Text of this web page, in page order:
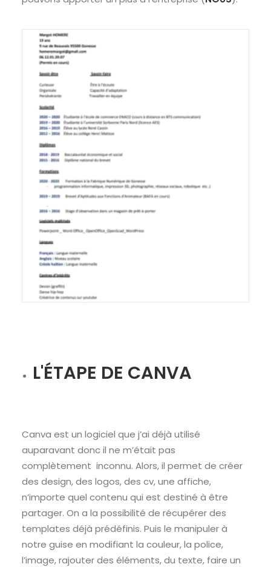
L'ÉTAPE DE CANVA
Canva est un logiciel que j’ai déjà utilisé
auparavant donc il ne m’était pas
complètement inconnu. Alors, il permet de créer
des design, des logos, des cv, une affiche,
n’importe quel contenu qui est destiné à être
partager. On a la possibilité de récupérer des
templates déjà prédéfinis. Puis le manipuler à
notre guise en modifiant la couleur, la police,
l’image, rajouter des éléments, du texte, faire un